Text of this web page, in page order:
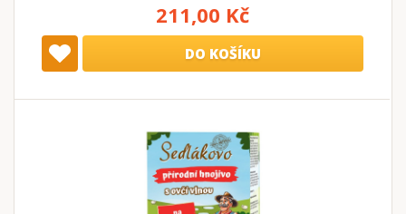
211,00 Kč
DO KOŠÍKU